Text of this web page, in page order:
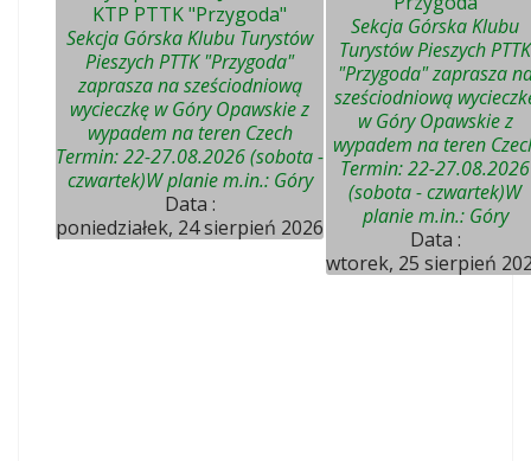
KTP PTTK "Przygoda"
Sekcja Górska Klubu Turystów
Pieszych PTTK "Przygoda"
zaprasza na sześciodniową
wycieczkę w Góry Opawskie z
wypadem na teren Czech
Termin: 22-27.08.2026 (sobota -
czwartek)W planie m.in.: Góry
Data :
poniedziałek, 24 sierpień 2026
Sekcja Górska Klubu
Turystów Pieszych PTTK
"Przygoda" zaprasza
sześciodniową
w Góry Opawskie z
wypadem na teren
Termin: 22-27.08.2026
(sobota - czwartek)W
planie m.in.: Góry
Data :
wtorek, 25 sierpień